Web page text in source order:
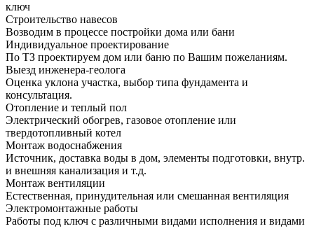
ключ
Строительство навесов
Возводим в процессе постройки дома или бани
Индивидуальное проектирование
По ТЗ проектируем дом или баню по Вашим пожеланиям.
Выезд инженера-геолога
Оценка уклона участка, выбор типа фундамента и
консультация.
Отопление и теплый пол
Электрический обогрев, газовое отопление или
твердотопливный котел
Монтаж водоснабжения
Источник, доставка воды в дом, элементы подготовки, внутр.
и внешняя канализация и т.д.
Монтаж вентиляции
Естественная, принудительная или смешанная вентиляция
Электромонтажные работы
Работы под ключ с различными видами исполнения и видами